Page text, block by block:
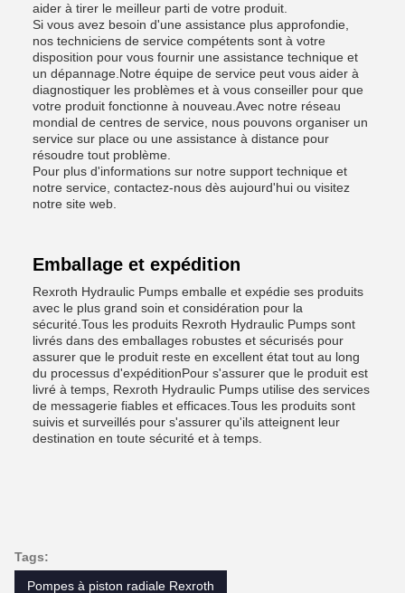
aider à tirer le meilleur parti de votre produit.
Si vous avez besoin d'une assistance plus approfondie,
nos techniciens de service compétents sont à votre
disposition pour vous fournir une assistance technique et
un dépannage.Notre équipe de service peut vous aider à
diagnostiquer les problèmes et à vous conseiller pour que
votre produit fonctionne à nouveau.Avec notre réseau
mondial de centres de service, nous pouvons organiser un
service sur place ou une assistance à distance pour
résoudre tout problème.
Pour plus d'informations sur notre support technique et
notre service, contactez-nous dès aujourd'hui ou visitez
notre site web.
Emballage et expédition
Rexroth Hydraulic Pumps emballe et expédie ses produits
avec le plus grand soin et considération pour la
sécurité.Tous les produits Rexroth Hydraulic Pumps sont
livrés dans des emballages robustes et sécurisés pour
assurer que le produit reste en excellent état tout au long
du processus d'expéditionPour s'assurer que le produit est
livré à temps, Rexroth Hydraulic Pumps utilise des services
de messagerie fiables et efficaces.Tous les produits sont
suivis et surveillés pour s'assurer qu'ils atteignent leur
destination en toute sécurité et à temps.
Tags:
Pompes à piston radiale Rexroth